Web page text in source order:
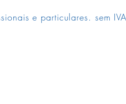
e particulares. sem